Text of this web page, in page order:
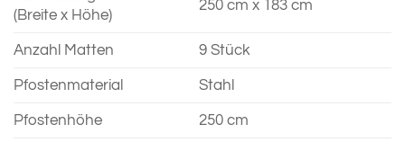
(Breite x Höhe)
250 cm x 183 cm
Anzahl Matten 9 Stück
Pfostenmaterial Stahl
Pfostenhöhe 250 cm